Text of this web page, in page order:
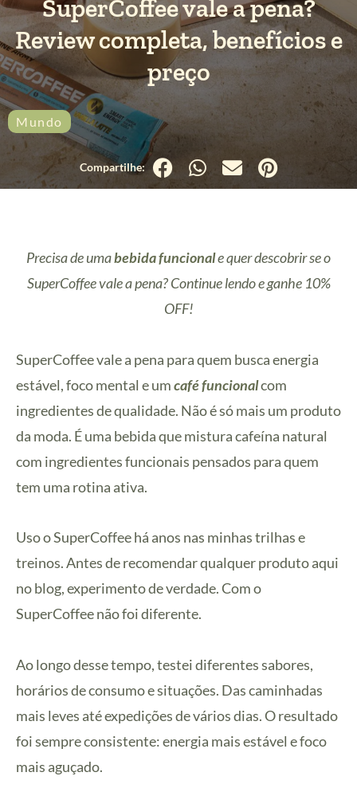
SuperCoffee vale a pena?
Review completa, benefícios e
preço
Mundo
Precisa de umabebida funcionale quer descobrir se o
SuperCoffee vale a pena? Continue lendo e ganhe 10%
OFF!
SuperCoffee vale a pena para quem busca energia
estável, foco mental e umcafé funcionalcom
ingredientes de qualidade. Não é só mais um produto
da moda. É uma bebida que mistura cafeína natural
com ingredientes funcionais pensados para quem
tem uma rotina ativa.
Uso o SuperCoffee há anos nas minhas trilhas e
treinos. Antes de recomendar qualquer produto aqui
no blog, experimento de verdade. Com o
SuperCoffee não foi diferente.
Ao longo desse tempo, testei diferentes sabores,
horários de consumo e situações. Das caminhadas
mais leves até expedições de vários dias. O resultado
foi sempre consistente: energia mais estável e foco
mais aguçado.